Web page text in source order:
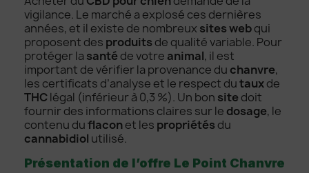
vigilance. Le marché a explosé ces dernières
années, et il existe de nombreux sites webqui
proposent des produits de qualité variable. Pour
protéger la santé de votre animal, il est
important de vérifier la provenance du chanvre,
les certificats d’analyse et le respect dutauxde
THClégal (inférieur à 0,3 %). Un bon site doit
fournir des informations claires sur le dosage, le
contenu duflaconet les propriétés du
cannabidiol utilisé.
Présentation de l’offre Le Point Chanvre